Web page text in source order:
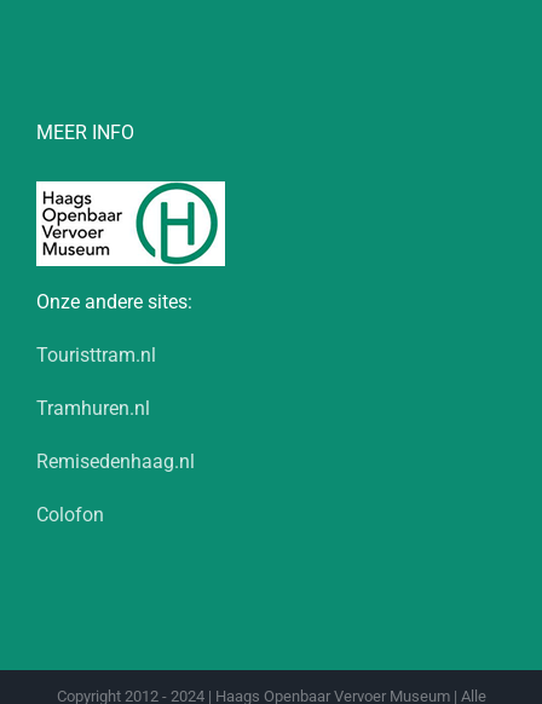
MEER INFO
Onze andere sites:
Touristtram.nl
Tramhuren.nl
Remisedenhaag.nl
Colofon
Copyright 2012 - 2024 | Haags Openbaar Vervoer Museum | Alle